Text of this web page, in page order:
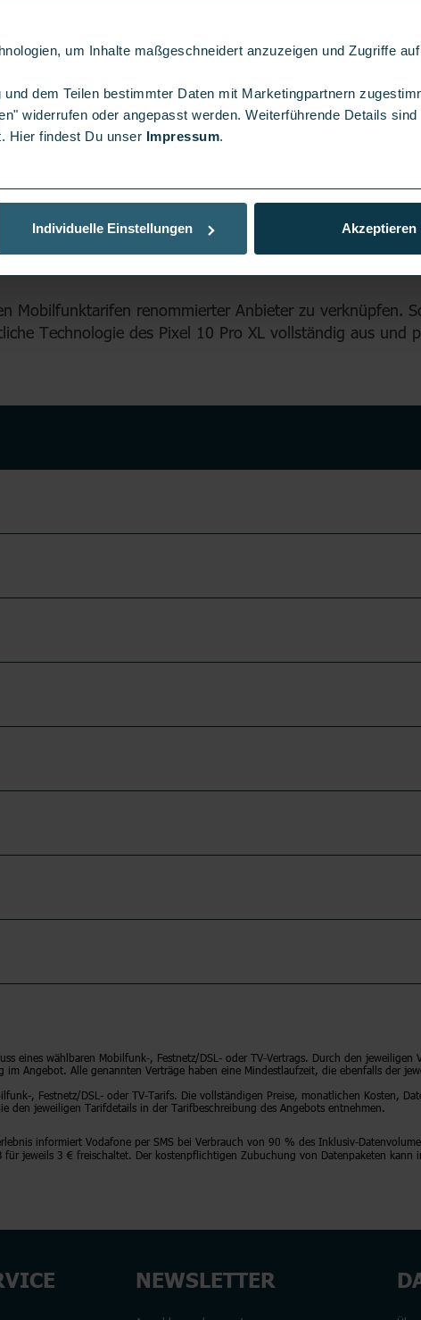
um Inhalte maßgeschneidert anzuzeigen und Zugriffe
dem Teilen bestimmter Daten mit Marketingpartnern
widerrufen oder angepasst werden. Weiterführende Details sind
Hier findest Du unser Impressum.
Individuelle Einstellungen Akzeptieren
Lösung für alle, die Höchstleistung und innovative
attraktiven Vertrag kombinieren und dabei ein
Mobilfunktarifen renommierter Anbieter zu verknüpfen.
Technologie des Pixel 10 Pro XL vollständig aus und
eines wählbaren Mobilfunk-, Festnetz/DSL- oder TV-Vertrags. Durch den jeweiligen
Angebot. Alle genannten Verträge haben eine Mindestlaufzeit, die ebenfalls der
, Festnetz/DSL- oder TV-Tarifs. Die vollständigen Preise, monatlichen Kosten,
jeweiligen Tarifdetails in der Tarifbeschreibung des Angebots entnehmen.
informiert Vodafone per SMS bei Verbrauch von 90 % des Inklusiv-
jeweils 3 € freischaltet. Der kostenpflichtigen Zubuchung von Datenpaketen kann
NEWSLETTER